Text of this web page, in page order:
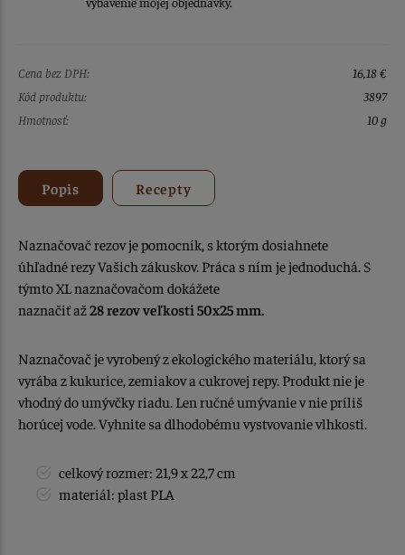
Cena bez DPH:
16,18 €
Kód produktu:
3897
Hmotnosť:
10 g
Popis Recepty
Naznačovač rezov je pomocník, s ktorým dosiahnete
úhľadné rezy Vašich zákuskov. Práca s ním je jednoduchá. S
týmto XL naznačovačom dokážete
naznačiť až28 rezov veľkosti 50x25 mm.
Naznačovač je vyrobený z ekologického materiálu, ktorý sa
vyrába z kukurice, zemiakov a cukrovej repy. Produkt nie je
vhodný do umývčky riadu. Len ručné umývanie v nie príliš
horúcej vode. Vyhnite sa dlhodobému vystvovanie vlhkosti.
celkový rozmer: 21,9 x 22,7 cm
materiál: plast PLA